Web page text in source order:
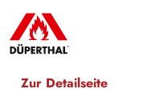
Zur Detailseite